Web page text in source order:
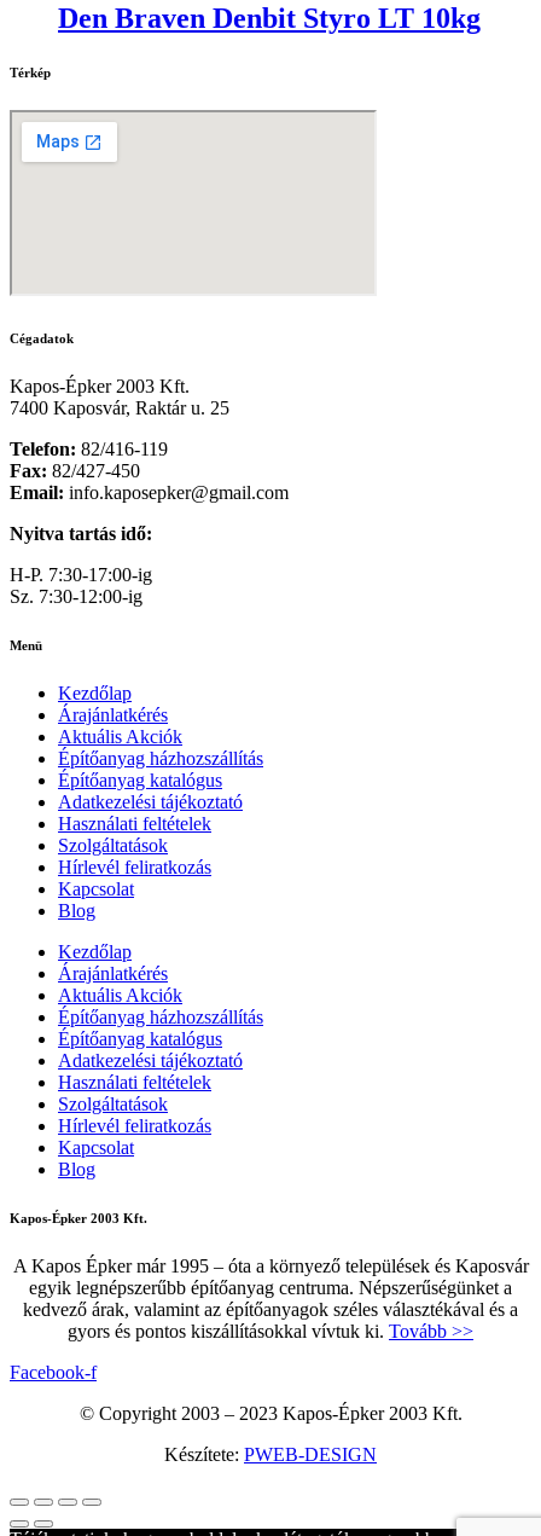
Den Braven Denbit Styro LT 10kg
Térkép
Cégadatok
Kapos-Épker 2003 Kft.
7400 Kaposvár, Raktár u. 25
Telefon: 82/416-119
Fax: 82/427-450
Email: info.kaposepker@gmail.com
Nyitva tartás idő:
H-P. 7:30-17:00-ig
Sz. 7:30-12:00-ig
Menü
Kezdőlap
Árajánlatkérés
Aktuális Akciók
Építőanyag házhozszállítás
Építőanyag katalógus
Adatkezelési tájékoztató
Használati feltételek
Szolgáltatások
Hírlevél feliratkozás
Kapcsolat
Blog
Kezdőlap
Árajánlatkérés
Aktuális Akciók
Építőanyag házhozszállítás
Építőanyag katalógus
Adatkezelési tájékoztató
Használati feltételek
Szolgáltatások
Hírlevél feliratkozás
Kapcsolat
Blog
Kapos-Épker 2003 Kft.
A Kapos Épker már 1995 – óta a környező települések és Kaposvár
egyik legnépszerűbb építőanyag centruma. Népszerűségünket a
kedvező árak, valamint az építőanyagok széles választékával és a
gyors és pontos kiszállításokkal vívtuk ki. Tovább >>
Facebook-f
© Copyright 2003 – 2023 Kapos-Épker 2003 Kft.
Készítete: PWEB-DESIGN